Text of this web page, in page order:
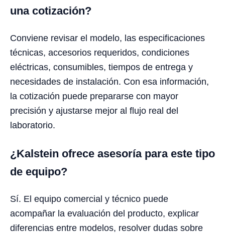
una cotización?
Conviene revisar el modelo, las especificaciones
técnicas, accesorios requeridos, condiciones
eléctricas, consumibles, tiempos de entrega y
necesidades de instalación. Con esa información,
la cotización puede prepararse con mayor
precisión y ajustarse mejor al flujo real del
laboratorio.
¿Kalstein ofrece asesoría para este tipo
de equipo?
Sí. El equipo comercial y técnico puede
acompañar la evaluación del producto, explicar
diferencias entre modelos, resolver dudas sobre